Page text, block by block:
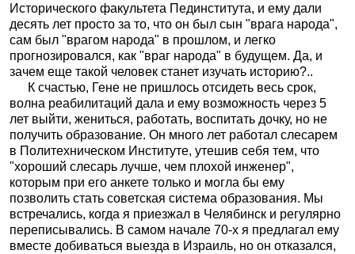
Исторического факультета Пединститута, и ему дали
десять лет просто за то, что он был сын "врага народа",
сам был "врагом народа" в прошлом, и легко
прогнозировался, как "враг народа" в будущем. Да, и
зачем еще такой человек станет изучать историю?..
К счастью, Гене не пришлось отсидеть весь срок,
волна реабилитаций дала и ему возможность через 5
лет выйти, жениться, работать, воспитать дочку, но не
получить образование. Он много лет работал слесарем
в Политехническом Институте, утешив себя тем, что
"хороший слесарь лучше, чем плохой инженер",
которым при его анкете только и могла бы ему
позволить стать советская система образования. Мы
встречались, когда я приезжал в Челябинск и регулярно
переписывались. В самом начале 70-х я предлагал ему
вместе добиваться выезда в Израиль, но он отказался,